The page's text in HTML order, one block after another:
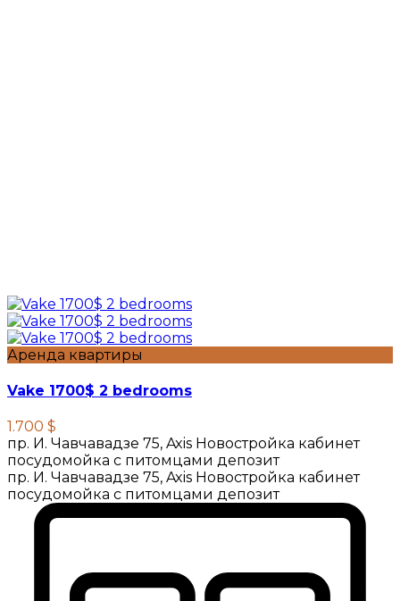
Аренда квартиры
Vake 1700$ 2 bedrooms
1.700 $
пр. И. Чавчавадзе 75, Axis Новостройка кабинет
посудомойка с питомцами депозит
пр. И. Чавчавадзе 75, Axis Новостройка кабинет
посудомойка с питомцами депозит